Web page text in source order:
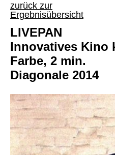
zurück zur
Ergebnisübersicht
LIVEPAN
Innovatives Kino
Farbe, 2 min.
Diagonale 2014